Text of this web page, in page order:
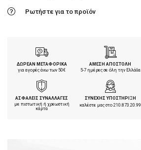
Ρωτήστε για το προϊόν
ΔΩΡΕΑΝ ΜΕΤΑΦΟΡΙΚΑ
για αγορές άνω των 50€
ΑΜΕΣΗ ΑΠΟΣΤΟΛΗ
5-7 ημέρες σε όλη την Ελλάδα
ΑΣΦΑΛΕΙΣ ΣΥΝΑΛΛΑΓΕΣ
με πιστωτική ή χρεωστική
κάρτα
ΣΥΝΕΧΗΣ ΥΠΟΣΤΗΡΙΞΗ
καλέστε μας στο210.873.20.99